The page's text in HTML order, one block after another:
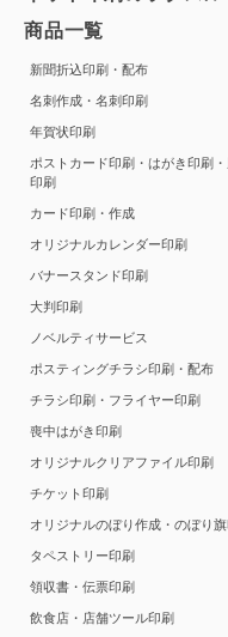
商品一覧
新聞折込印刷・配布
名刺作成・名刺印刷
年賀状印刷
ポストカード印刷・はがき印刷
印刷
カード印刷・作成
オリジナルカレンダー印刷
バナースタンド印刷
大判印刷
ノベルティサービス
ポスティングチラシ印刷・配布
チラシ印刷・フライヤー印刷
喪中はがき印刷
オリジナルクリアファイル印刷
チケット印刷
オリジナルのぼり作成・のぼり旗
タペストリー印刷
領収書・伝票印刷
飲食店・店舗ツール印刷